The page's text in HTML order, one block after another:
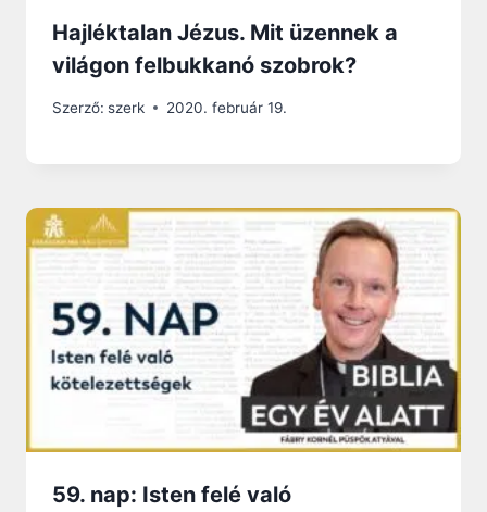
Hajléktalan Jézus. Mit üzennek a
világon felbukkanó szobrok?
Szerző: szerk 2020. február 19.
59. nap: Isten felé való